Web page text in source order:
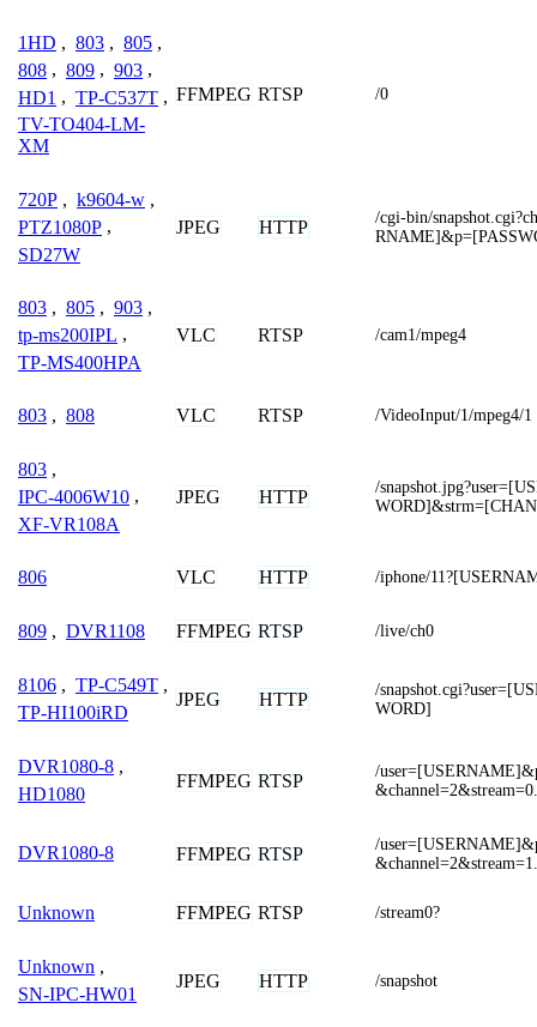
1HD , 803 , 805 ,
808 , 809 , 903 ,
HD1 , TP-C537T ,
TV-TO404-LM-
XM
FFMPEG RTSP /0
720P , k9604-w ,
PTZ1080P ,
SD27W
JPEG HTTP
/cgi-bin/
803 , 805 , 903 ,
tp-ms200IPL ,
TP-MS400HPA
VLC RTSP /cam1/mpeg4
803 , 808 VLC RTSP /VideoInput/1/mpeg4/1
803 ,
IPC-4006W10 ,
XF-VR108A
JPEG HTTP
/
806 VLC HTTP /iphone/
809 , DVR1108 FFMPEG RTSP /live/ch0
8106 , TP-C549T ,
TP-HI100iRD
JPEG HTTP
/
WORD]
DVR1080-8 ,
HD1080
FFMPEG RTSP
/
DVR1080-8 FFMPEG RTSP
/
Unknown FFMPEG RTSP /stream0?
Unknown ,
SN-IPC-HW01
JPEG HTTP /snapshot